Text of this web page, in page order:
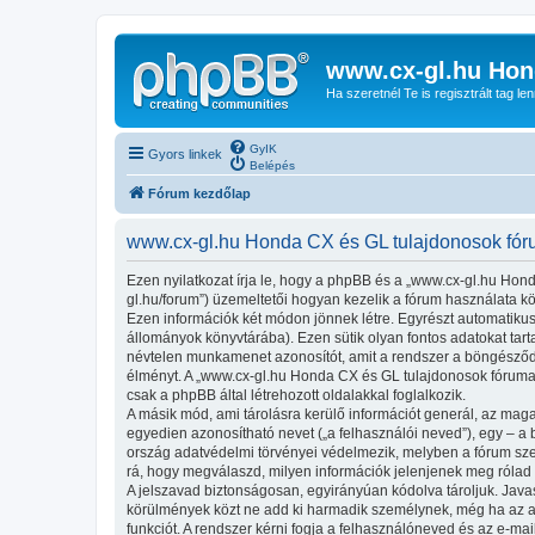
www.cx-gl.hu
Ha szeretnél Te is regisztrált tag
Gyors linkek
GyIK
Belépés
Fórum kezdőlap
www.cx-gl.hu Honda CX és GL tulajdonosok
Ezen nyilatkozat írja le, hogy a phpBB és a „www.cx-gl.hu
gl.hu/forum”) üzemeltetői hogyan kezelik a fórum használata
Ezen információk két módon jönnek létre. Egyrészt
állományok könyvtárába). Ezen sütik olyan fontos adatokat
névtelen munkamenet azonosítót, amit a rendszer a
élményt. A „www.cx-gl.hu Honda CX és GL tulajdonosok
csak a phpBB által létrehozott oldalakkal foglalkozik.
A másik mód, ami tárolásra kerülő információt generál, az
egyedien azonosítható nevet („a felhasználói neved”), egy –
ország adatvédelmi törvényei védelmezik, melyben a fórum
rá, hogy megválaszd, milyen információk jelenjenek meg
A jelszavad biztonságosan, egyirányúan kódolva tároljuk.
körülmények közt ne add ki harmadik személynek, még ha az
funkciót. A rendszer kérni fogja a felhasználóneved és az e-